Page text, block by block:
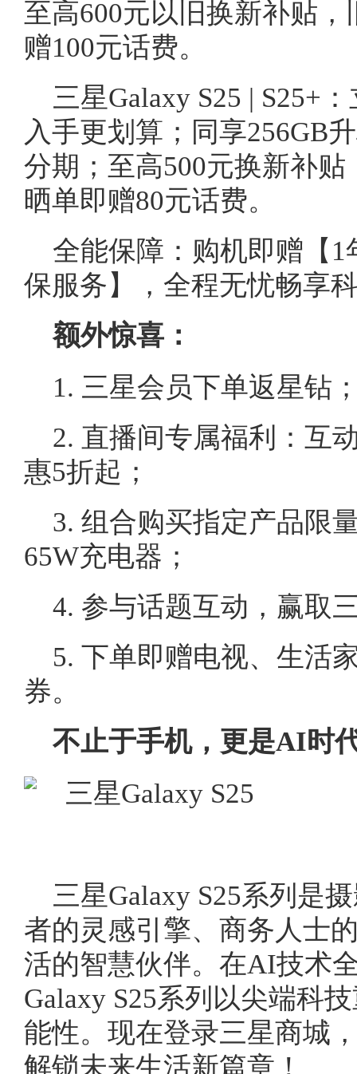
至高600元以旧换新补贴
赠100元话费。
三星Galaxy S25 | S25+
入手更划算；同享256GB
分期；至高500元换新补贴
晒单即赠80元话费。
全能保障：购机即赠【
保服务】，全程无忧畅享
额外惊喜：
1. 三星会员下单返星钻
2. 直播间专属福利：互
惠5折起；
3. 组合购买指定产品限
65W充电器；
4. 参与话题互动，赢取
5. 下单即赠电视、生活
券。
不止于手机，更是AI时
三星Galaxy S25系列是
者的灵感引擎、商务人士
活的智慧伙伴。在AI技术
Galaxy S25系列以尖端科
能性。现在登录三星商城
解锁未来生活新篇章！